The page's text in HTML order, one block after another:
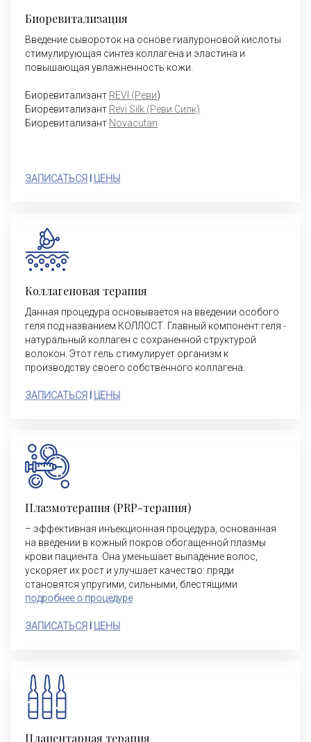
Биоревитализация
Введение сывороток на основе гиалуроновой кислоты
стимулирующая синтез коллагена и эластина и
повышающая увлажненность кожи.
Биоревитализант REVI (Реви)
Биоревитализант Revi Silk (Реви Силк)
Биоревитализант Novacutan
ЗАПИСАТЬСЯ ЦЕНЫ
Коллагеновая терапия
Данная процедура основывается на введении особого
геля под названием КОЛЛОСТ. Главный компонент геля -
натуральный коллаген с сохраненной структурой
волокон. Этот гель стимулирует организм к
производству своего собственного коллагена.
ЗАПИСАТЬСЯ ЦЕНЫ
Плазмотерапия (PRP-терапия)
– эффективная инъекционная процедура, основанная
на введении в кожный покров обогащенной плазмы
крови пациента. Она уменьшает выпадение волос,
ускоряет их рост и улучшает качество: пряди
становятся упругими, сильными, блестящими
подробнее о процедуре
ЗАПИСАТЬСЯ ЦЕНЫ
Плацентарная терапия